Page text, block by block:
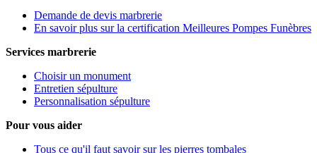
Demande de devis marbrerie
En savoir plus sur la certification Meilleures Pompes Funèbres
Services marbrerie
Choisir un monument
Entretien sépulture
Personnalisation sépulture
Pour vous aider
Tous ce qu'il faut savoir sur les pierres tombales